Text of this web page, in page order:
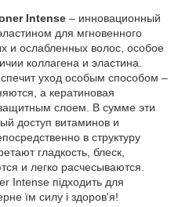
Intense – инновационный
для мгновенного
и ослабленных волос, особое
коллагена и эластина.
уход особым способом –
а кератиновая
слоем. В сумме эти
доступ витаминов и
в структуру
гладкость, блеск,
и легко расчесываются.
Intense підходить для
їм силу і здоров'я!